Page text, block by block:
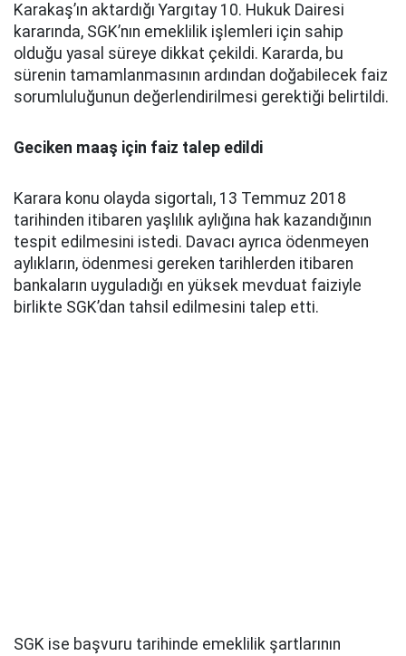
Karakaş’ın aktardığı Yargıtay 10. Hukuk Dairesi
kararında, SGK’nın emeklilik işlemleri için sahip
olduğu yasal süreye dikkat çekildi. Kararda, bu
sürenin tamamlanmasının ardından doğabilecek faiz
sorumluluğunun değerlendirilmesi gerektiği belirtildi.
Geciken maaş için faiz talep edildi
Karara konu olayda sigortalı, 13 Temmuz 2018
tarihinden itibaren yaşlılık aylığına hak kazandığının
tespit edilmesini istedi. Davacı ayrıca ödenmeyen
aylıkların, ödenmesi gereken tarihlerden itibaren
bankaların uyguladığı en yüksek mevduat faiziyle
birlikte SGK’dan tahsil edilmesini talep etti.
SGK ise başvuru tarihinde emeklilik şartlarının